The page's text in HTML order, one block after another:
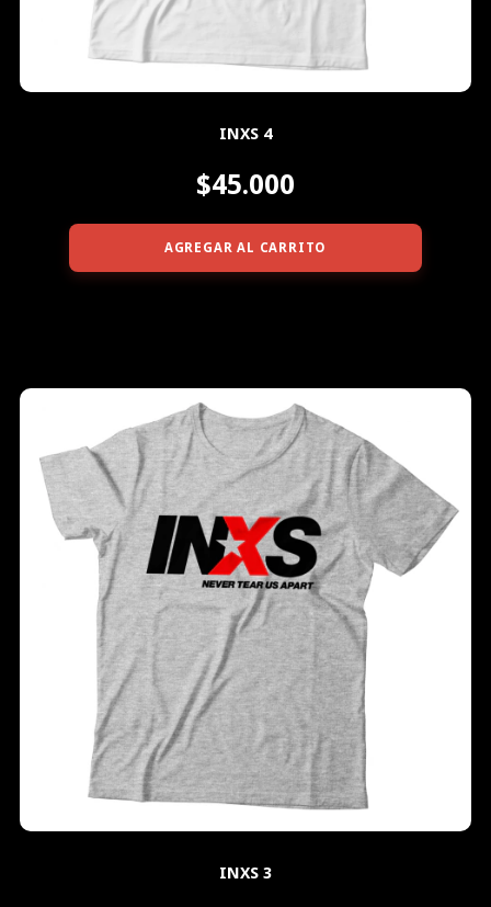
INXS 4
$45.000
AGREGAR AL CARRITO
INXS 3